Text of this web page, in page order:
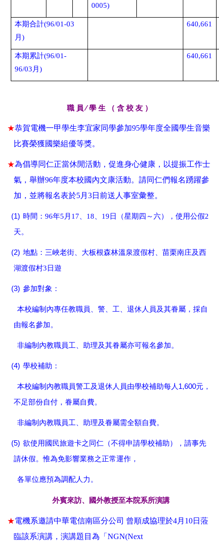
0005)
本期合計(96/01-03
月)
640,661
本期累計(96/01-
96/03 月)
640,661
職 員 ∕ 學 生 （ 含 校 友 ）
★恭賀電機一甲學生李宜家同學參加95學年度全國學生音樂
比賽榮獲國樂組優等獎。
★為倡導同仁正當休閒活動，促進身心健康，以提振工作士
氣，舉辦96年度本校國內文康活動。請同仁們報名踴躍參
加 ，並將報名表於5月3日前送人事室彙整。
(1) 時間： 96年5月17、18、19日（星期四～六），使用公假2
天。
(2) 地點：三峽老街、大板根森林溫泉渡假村、苗栗南庄及西
湖渡假村3日遊
(3) 參加對象：
本校編制內專任教職員、警、工、退休人員及其眷屬，採自
由報名參加。
非編制內教職員工、助理及其眷屬亦可報名參加。
(4) 學校補助：
本校編制內教職員警工及退休人員由學校補助每人 1,600元，
不足部份自付，眷屬自費。
非編制內教職員工、助理及眷屬需全額自費。
(5) 欲使用國民旅遊卡之同仁（不得申請學校補助），請事先
請休假。惟為免影響業務之正常運作，
各單位應預為調配人力。
外賓來訪、國外教授至本院系所演講
★電機系邀請中華電信南區分公司 曾順成協理於4月 10日 蒞
臨該系演講，演講題目為「 NGN(Next